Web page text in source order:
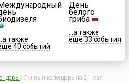
Международный
...а также
40 событий
День
белого
гриба
...а также
еще 33 события
/ Лунный календарь на 21 мая